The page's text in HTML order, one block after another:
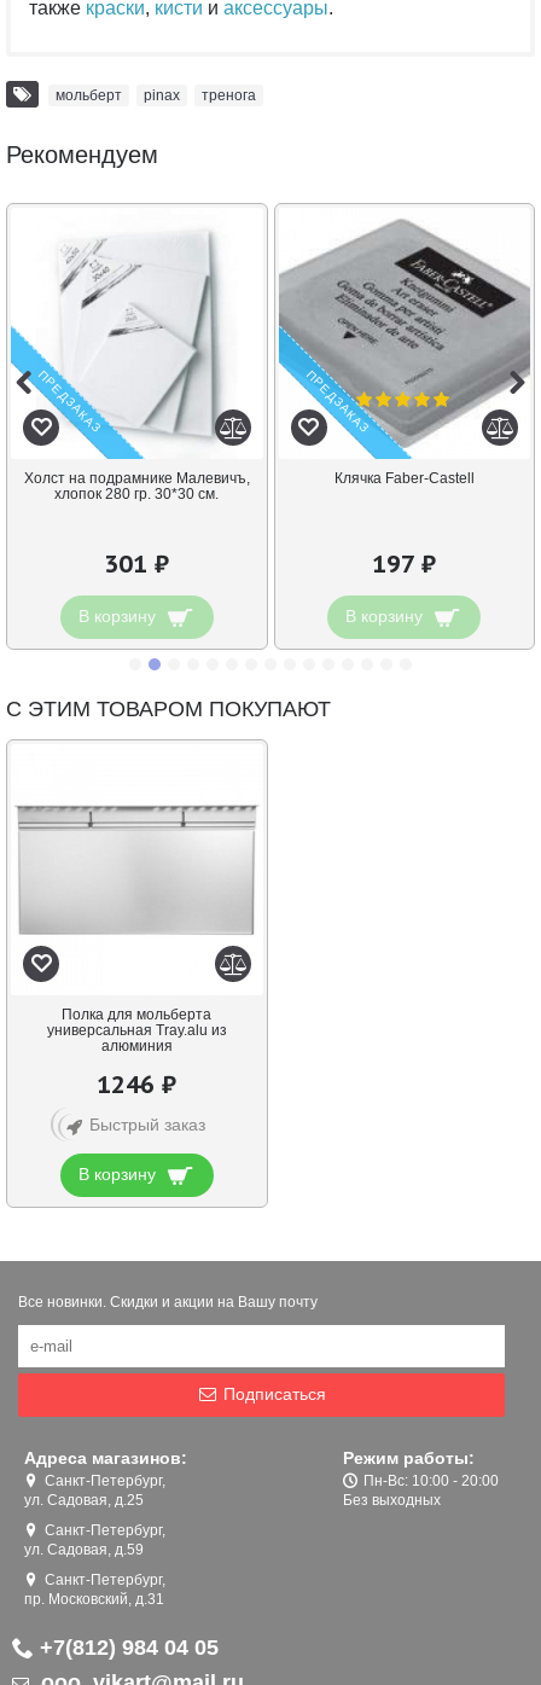
также краски, кисти и аксессуары.
мольберт pinax тренога
Рекомендуем
ПРЕДЗАКАЗ
Холст на подрамнике Малевичъ,
хлопок 280 гр. 30*30 см.
301 ₽
В корзину
ПРЕДЗАКАЗ
Клячка Faber-Castell
197 ₽
В корзину
С ЭТИМ ТОВАРОМ ПОКУПАЮТ
Полка для мольберта
универсальная Tray.alu из
алюминия
1246 ₽
Быстрый заказ
В корзину
Все новинки. Скидки и акции на Вашу почту
Подписаться
Адреса магазинов:
Санкт-Петербург,
ул. Садовая, д.25
Санкт-Петербург,
ул. Садовая, д.59
Санкт-Петербург,
пр. Московский, д.31
Режим работы:
Пн-Вс: 10:00 - 20:00
Без выходных
+7(812) 984 04 05